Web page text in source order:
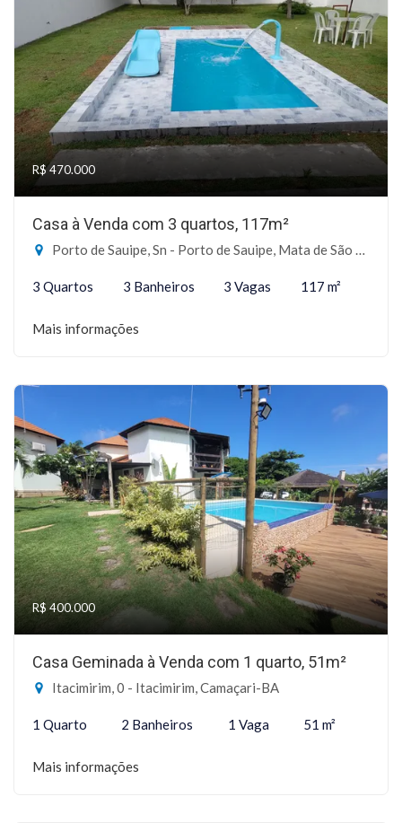
R$ 470.000
Casa à Venda com 3 quartos, 117m²
Porto de Sauipe, Sn - Porto de Sauipe, Mata de São João-BA
3 Quartos 3 Banheiros 3 Vagas 117 m²
Mais informações
R$ 400.000
Casa Geminada à Venda com 1 quarto, 51m²
Itacimirim, 0 - Itacimirim, Camaçari-BA
1 Quarto 2 Banheiros 1 Vaga 51 m²
Mais informações